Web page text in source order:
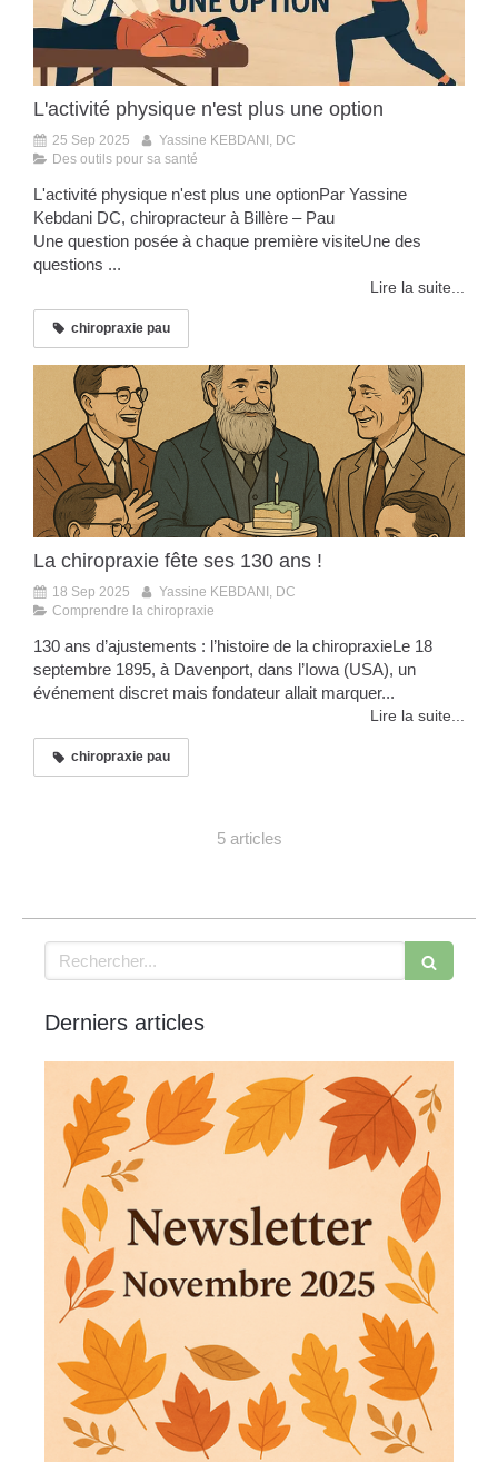
L'activité physique n'est plus une option
25 Sep 2025
Yassine KEBDANI, DC
Des outils pour sa santé
L'activité physique n'est plus une optionPar Yassine
Kebdani DC, chiropracteur à Billère – Pau
Une question posée à chaque première visiteUne des
questions ...
Lire la suite...
chiropraxie pau
La chiropraxie fête ses 130 ans !
18 Sep 2025
Yassine KEBDANI, DC
Comprendre la chiropraxie
130 ans d’ajustements : l’histoire de la chiropraxieLe 18
septembre 1895, à Davenport, dans l’Iowa (USA), un
événement discret mais fondateur allait marquer...
Lire la suite...
chiropraxie pau
5 articles
Rechercher
Derniers articles